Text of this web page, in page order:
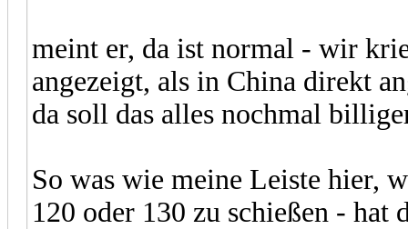
meint er, da ist normal - wir
angezeigt, als in China direkt
da soll das alles nochmal
So was wie meine Leiste hier,
120 oder 130 zu schießen - hat